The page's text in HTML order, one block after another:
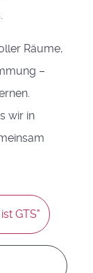
Räume,
–
wir in
GTS"